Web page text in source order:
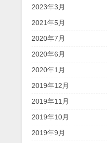
2023年3月
2021年5月
2020年7月
2020年6月
2020年1月
2019年12月
2019年11月
2019年10月
2019年9月